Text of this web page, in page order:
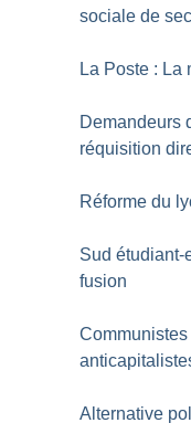
sociale de
La Poste : La
Demandeurs
réquisition
Réforme du
Sud étudiant-
fusion
Alternative